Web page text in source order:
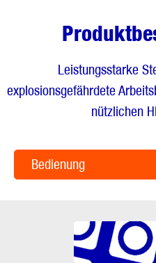
Leistungsstarke
explosionsgefährdete
nützlichen
Bedienung